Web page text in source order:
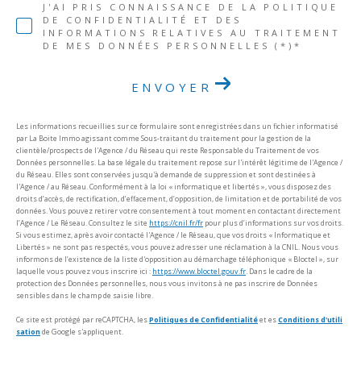
J'AI PRIS CONNAISSANCE DE LA POLITIQUE
DE CONFIDENTIALITÉ ET DES
INFORMATIONS RELATIVES AU TRAITEMENT
DE MES DONNÉES PERSONNELLES (*)*
ENVOYER
Les informations recueillies sur ce formulaire sont enregistrées dans un fichier informatisé
par La Boite Immo agissant comme Sous-traitant du traitement pour la gestion de la
clientèle/prospects de l'Agence / du Réseau qui reste Responsable du Traitement de vos
Données personnelles. La base légale du traitement repose sur l'intérêt légitime de l'Agence /
du Réseau. Elles sont conservées jusqu'à demande de suppression et sont destinées à
l'Agence / au Réseau. Conformément à la loi « informatique et libertés », vous disposez des
droits d’accès, de rectification, d’effacement, d’opposition, de limitation et de portabilité de vos
données. Vous pouvez retirer votre consentement à tout moment en contactant directement
l’Agence / Le Réseau. Consultez le site https://cnil.fr/fr pour plus d’informations sur vos droits.
Si vous estimez, après avoir contacté l'Agence / le Réseau, que vos droits « Informatique et
Libertés » ne sont pas respectés, vous pouvez adresser une réclamation à la CNIL. Nous vous
informons de l’existence de la liste d'opposition au démarchage téléphonique « Bloctel », sur
laquelle vous pouvez vous inscrire ici : https://www.bloctel.gouv.fr. Dans le cadre de la
protection des Données personnelles, nous vous invitons à ne pas inscrire de Données
sensibles dans le champ de saisie libre.
Ce site est protégé par reCAPTCHA, lesPolitiques de Confidentialitéet esConditions d'utili
sation de Google s'appliquent.